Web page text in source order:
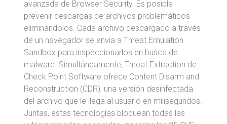
avanzada de Browser Security. Es posible
prevenir descargas de archivos problemáticos
eliminándolos. Cada archivo descargado a través
de un navegador se envía a Threat Emulation
Sandbox para inspeccionarlos en busca de
malware. Simultáneamente, Threat Extraction de
Check Point Software ofrece Content Disarm and
Reconstruction (CDR), una versión desinfectada
del archivo que le llega al usuario en milisegundos.
Juntas, estas tecnologías bloquean todas las